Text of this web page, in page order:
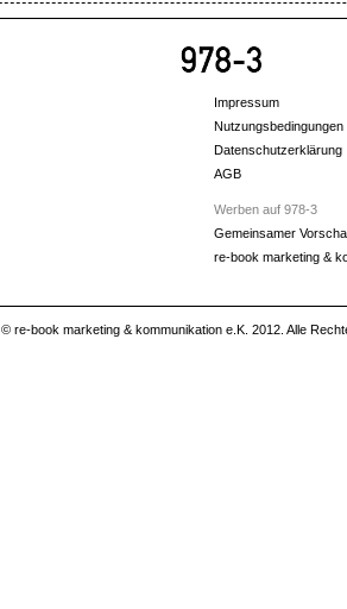
Impressum
Nutzungsbedingungen
Datenschutzerklärung
AGB
Werben auf 978-3
Gemeinsamer
re-book marketing &
© re-book marketing & kommunikation e.K. 2012. Alle